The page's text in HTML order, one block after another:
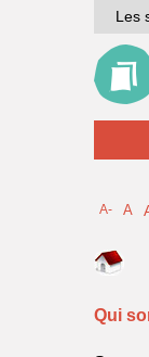
Les
A- A
Qui